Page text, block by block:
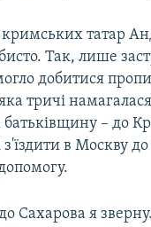
кримських татар
Так, лише
добитися
яка тричі
батьківщину – до
з'їздити в Москву
Сахарова я